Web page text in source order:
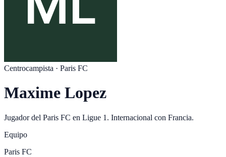
Centrocampista · Paris FC
Maxime Lopez
Jugador del Paris FC en Ligue 1 . Internacional con Francia.
Equipo
Paris FC